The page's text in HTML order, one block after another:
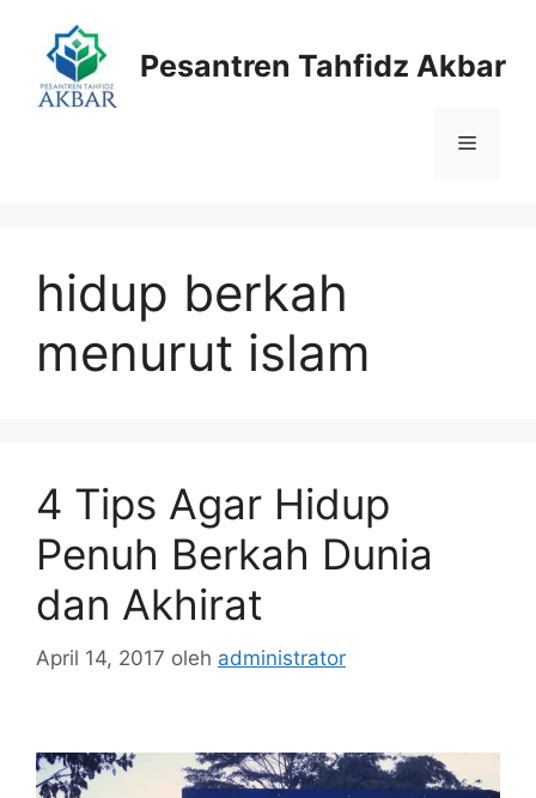
Pesantren Tahfidz Akbar
Menu
hidup berkah
menurut islam
4 Tips Agar Hidup
Penuh Berkah Dunia
dan Akhirat
April 14, 2017 oleh administrator